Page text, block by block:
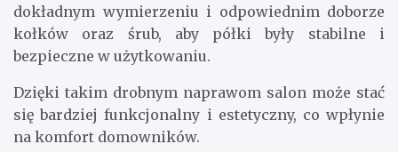
dokładnym wymierzeniu i odpowiednim doborze
kołków oraz śrub, aby półki były stabilne i
bezpieczne w użytkowaniu.
Dzięki takim drobnym naprawom salon może stać
się bardziej funkcjonalny i estetyczny, co wpłynie
na komfort domowników.